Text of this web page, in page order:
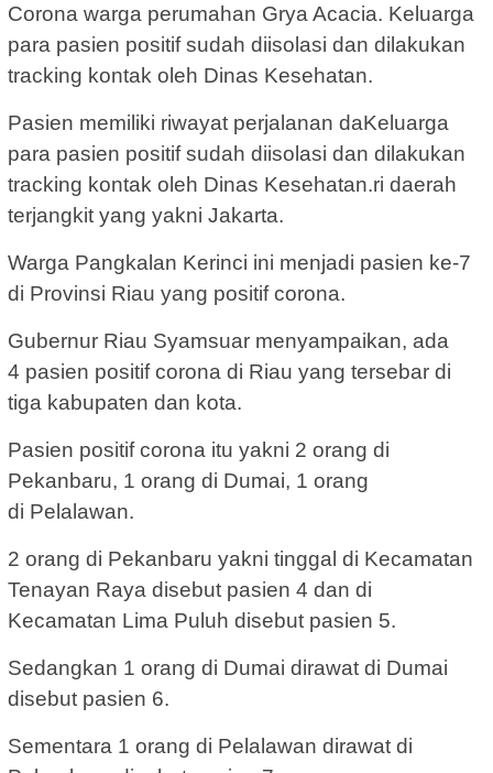
Corona warga perumahan Grya Acacia. Keluarga
para pasien positif sudah diisolasi dan dilakukan
tracking kontak oleh Dinas Kesehatan.
Pasien memiliki riwayat perjalanan daKeluarga
para pasien positif sudah diisolasi dan dilakukan
tracking kontak oleh Dinas Kesehatan.ri daerah
terjangkit yang yakni Jakarta.
‎Warga Pangkalan Kerinci ini menjadi pasien ke-7
di Provinsi Riau yang positif corona.
Gubernur Riau Syamsuar menyampaikan, ada
4 pasien positif corona di Riau yang tersebar di
tiga kabupaten dan kota.
Pasien positif corona itu yakni 2 orang di
Pekanbaru, 1 orang di Dumai, 1 orang
di Pelalawan.
2 orang di Pekanbaru yakni tinggal di Kecamatan
Tenayan Raya disebut pasien 4 dan di
Kecamatan Lima Puluh disebut pasien 5.
Sedangkan 1 orang di Dumai dirawat di Dumai
disebut pasien 6.
Sementara 1 orang di Pelalawan dirawat di